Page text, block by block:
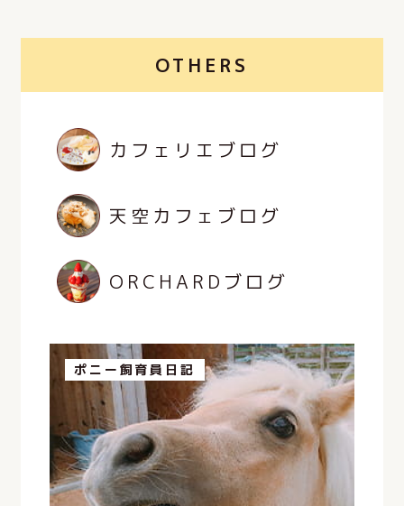
OTHERS
カフェリエブログ
天空カフェブログ
ORCHARDブログ
ポニー飼育員日記